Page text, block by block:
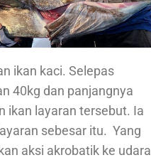
ikan kaci. Selepas
40kg dan panjangnya
ikan layaran tersebut. Ia
sebesar itu. Yang
aksi akrobatik ke udara